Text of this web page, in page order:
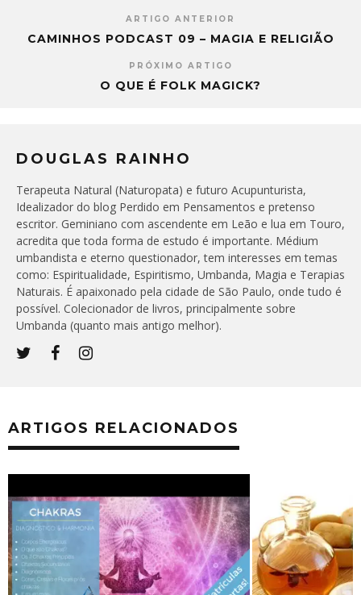
ARTIGO ANTERIOR
CAMINHOS PODCAST 09 – MAGIA E RELIGIÃO
PRÓXIMO ARTIGO
O QUE É FOLK MAGICK?
DOUGLAS RAINHO
Terapeuta Natural (Naturopata) e futuro Acupunturista,
Idealizador do blog Perdido em Pensamentos e pretenso
escritor. Geminiano com ascendente em Leão e lua em Touro,
acredita que toda forma de estudo é importante. Médium
umbandista e eterno questionador, tem interesses em temas
como: Espiritualidade, Espiritismo, Umbanda, Magia e Terapias
Naturais. É apaixonado pela cidade de São Paulo, onde tudo é
possível. Colecionador de livros, principalmente sobre
Umbanda (quanto mais antigo melhor).
ARTIGOS RELACIONADOS